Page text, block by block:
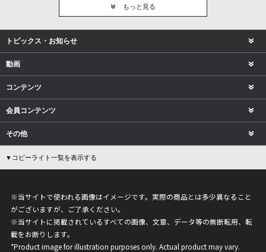
もっと見る
トピックス・お知らせ
動画
コンテンツ
会員コンテンツ
その他
▼コピーライト一覧を表示する
※当サイトで使われる画像はイメージです。実際の商品とは多少異なること
がございますが、ご了承ください。
※当サイトに掲載されているすべての画像、文章、データ等の無断転用、転
載をお断りします。
*Product image for illustration purposes only. Actual product may vary.